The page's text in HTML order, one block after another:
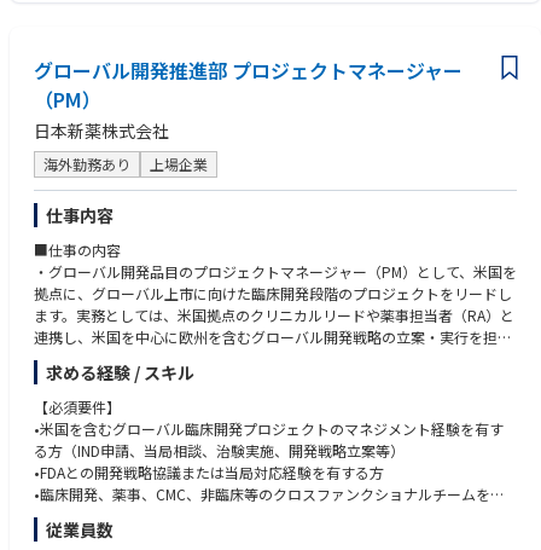
の関与
・英語による基本的なコミュニケーション能力
・PMP・PMPro等のプロジェクトマネジメント資格
【求める人物像】
・開発現場に近い目線で、自ら動きながら課題を解決できる方
・技術・品質・薬事・ビジネス、それぞれの言語を理解し橋渡しができる
方
・曖昧な要件や変化の多い環境でも、自律的に整理・推進できる方
・スタートアップ特有のスピード感・泥臭さを前向きに楽しめる方
・弊社のミッション（外科手術をAIで支援し、患者アウトカムを改善す
る）に
強く共感し、事業の成長とともに自分も成長したい方
グローバル開発推進部 プロジェクトマネージャー
（PM）
日本新薬株式会社
海外勤務あり 上場企業
仕事内容
■仕事の内容
・グローバル開発品目のプロジェクトマネージャー（PM）として、米国を
拠点に、グローバル上市に向けた臨床開発段階のプロジェクトをリードし
ます。実務としては、米国拠点のクリニカルリードや薬事担当者（RA）と
連携し、米国を中心に欧州を含むグローバル開発戦略の立案・実行を担い
ます。
・グローバル臨床開発の促進や米国FDAおよび欧州EMA当局対応をマネジ
メントします。
・本社（京都）側のPMと密接に連携し、製品価値最大化に向けたTarget P
roduct Profile（TPP）の策定、開発戦略の立案および社内意思決定を支援
します。
求める経験 / スキル
【必須要件】
•米国を含むグローバル臨床開発プロジェクトのマネジメント経験を有す
る方（IND申請、当局相談、治験実施、開発戦略立案等）
•FDAとの開発戦略協議または当局対応経験を有する方
•臨床開発、薬事、CMC、非臨床等のクロスファンクショナルチームをリ
ードし、開発戦略の立案・推進を主導した経験を有する方
•英語による会議運営、交渉、プレゼンテーションが可能な方
従業員数